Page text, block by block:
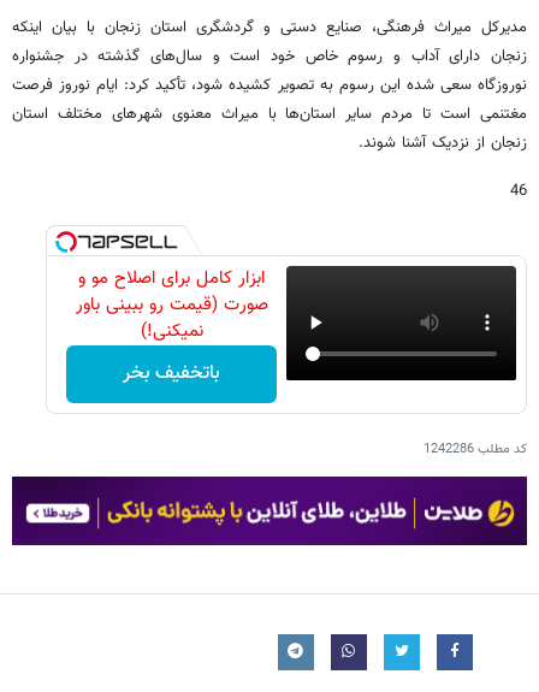
مدیرکل میراث فرهنگی، صنایع دستی و گردشگری استان زنجان با بیان اینکه
زنجان دارای آداب و رسوم خاص خود است و سال‌های گذشته در جشنواره
نوروزگاه سعی شده این رسوم به تصویر کشیده شود، تأکید کرد: ایام نوروز فرصت
مغتنمی است تا مردم سایر استان‌ها با میراث معنوی شهرهای مختلف استان
زنجان از نزدیک آشنا شوند.
46
ابزار کامل برای اصلاح مو و
صورت (قیمت رو ببینی باور
نمیکنی!)
باتخفیف بخر
کد مطلب1242286